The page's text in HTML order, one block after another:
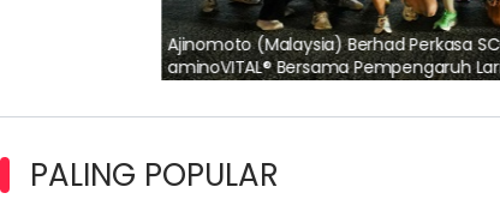
Ajinomoto (Malaysia) Berhad Perkasa
aminoVITAL® Bersama Pempengaruh
PALING POPULAR